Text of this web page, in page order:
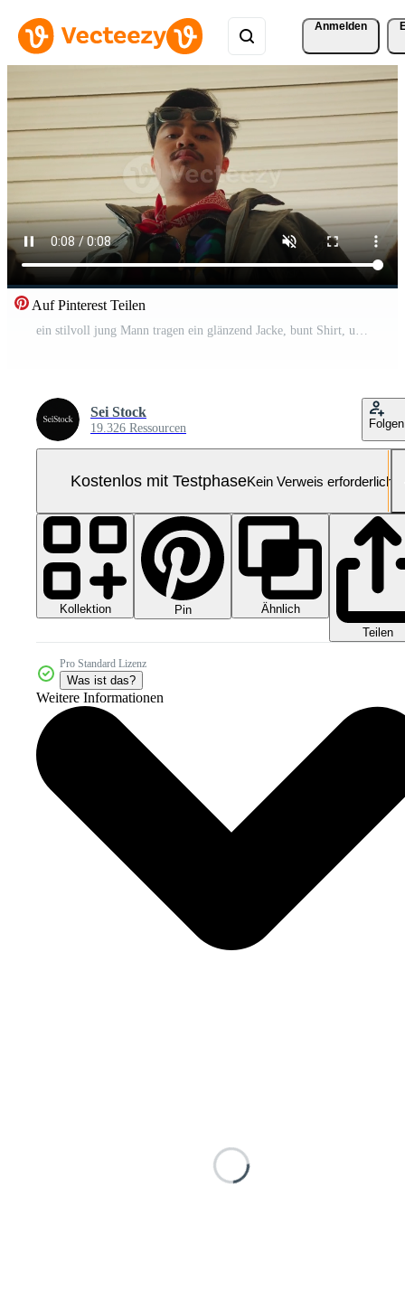
Anmelden
Auf Pinterest Teilen
ein stilvoll jung Mann tragen ein glänzend Jacke, bunt Shirt, und Sonnenbrille, Stehen im ein Türöffnung mit ein Neon- Zeichen im das Hintergrund. das Rahmen hat ein beschwingt, städtisch Gefühl Pro Video
Sei Stock
19.326 Ressourcen Folgen
Kostenlos mit TestphaseKein Verweis erforderlich
Kollektion Pin
Ähnlich
Teilen
Pro Standard Lizenz
Was ist das?
Weitere Informationen